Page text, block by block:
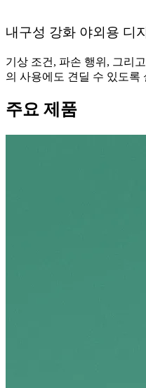
내구성 강화 야외용 디
기상 조건, 파손 행위, 그리
의 사용에도 견딜 수 있도록
주요 제품